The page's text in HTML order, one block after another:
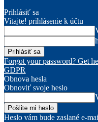
Prihlásiť sa
Vitajte! prihlásenie k účtu
Forgot your password? Get
GDPR
Obnova hesla
Obnoviť svoje heslo
Heslo vám bude zaslané e-